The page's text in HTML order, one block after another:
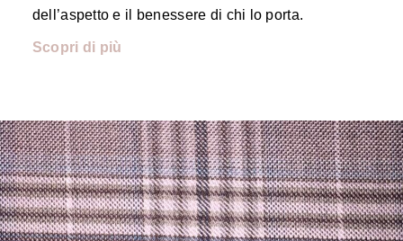
dell’aspetto e il benessere di chi lo porta.
Scopri di più